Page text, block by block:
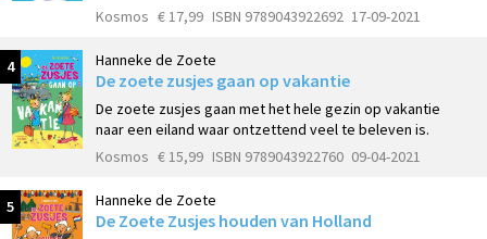
Kosmos € 17,99 ISBN 9789043922692 17-09-2021
4 Hanneke de Zoete
De zoete zusjes gaan op vakantie
De zoete zusjes gaan met het hele gezin op vakantie
naar een eiland waar ontzettend veel te beleven is.
Kosmos € 15,99 ISBN 9789043922760 09-04-2021
5 Hanneke de Zoete
De Zoete Zusjes houden van Holland